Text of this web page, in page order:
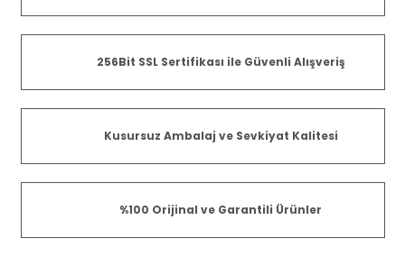
256Bit SSL Sertifikası ile Güvenli Alışveriş
Kusursuz Ambalaj ve Sevkiyat Kalitesi
%100 Orijinal ve Garantili Ürünler